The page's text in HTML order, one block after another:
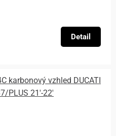
Detail
karbonový vzhled DUCATI
PLUS 21'-22'